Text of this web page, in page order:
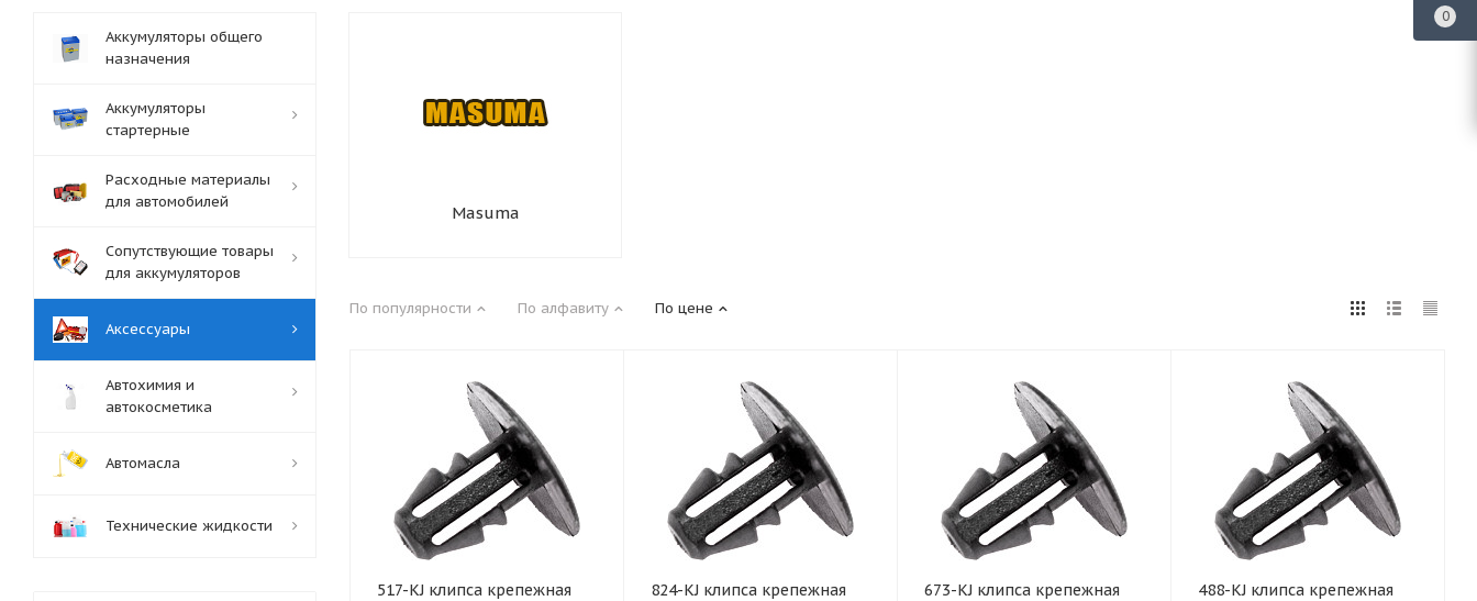
Masuma
По популярности По алфавиту По цене
517-KJ клипса крепежная
824-KJ клипса крепежная 673-KJ клипса крепежная
488-KJ клипса крепежная
Аккумуляторы общего
назначения
Аккумуляторы
стартерные
Расходные материалы
для автомобилей
Сопутствующие товары
для аккумуляторов
Аксессуары
Автохимия и
автокосметика
Автомасла
Технические жидкости
0